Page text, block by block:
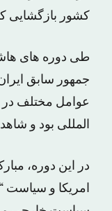
کشور بازگشایی
طی دوره های
جمهور سابق
عوامل مختلف
المللی بود و
در این دوره،
امریکا و سیاست